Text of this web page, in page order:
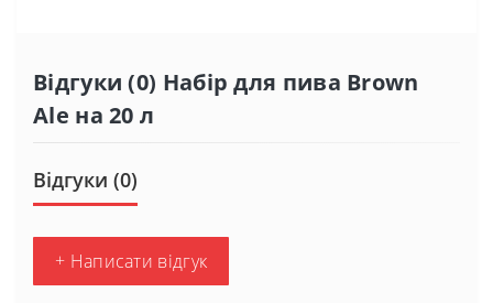
Відгуки (0) Набір для пива Brown
Ale на 20 л
Відгуки (0)
+ Написати відгук